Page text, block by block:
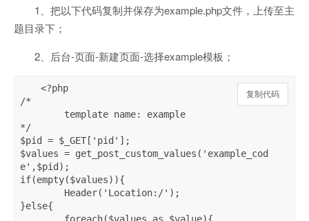
1、把以下代码复制并保存为example.php文件，上传至主
题目录下；
2、后台-页面-新建页面-选择example模板；
复制代码
复制代码
<?php
/*
*/
$pid = $_GET['pid'];
$values = get_post_custom_values('example_cod
e',$pid);
if(empty($values)){
}else{